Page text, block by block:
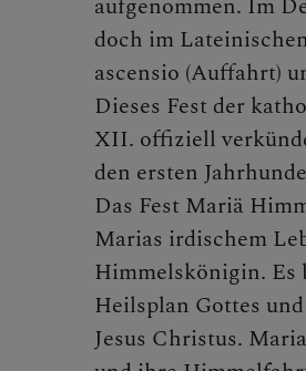
aufgenommen. Im
doch im
ascensio (Auffahrt)
Dieses Fest der
XII. offiziell
den ersten
Das Fest Mariä
Marias irdischem
Himmelskönigin. Es
Heilsplan Gottes
Jesus Christus.